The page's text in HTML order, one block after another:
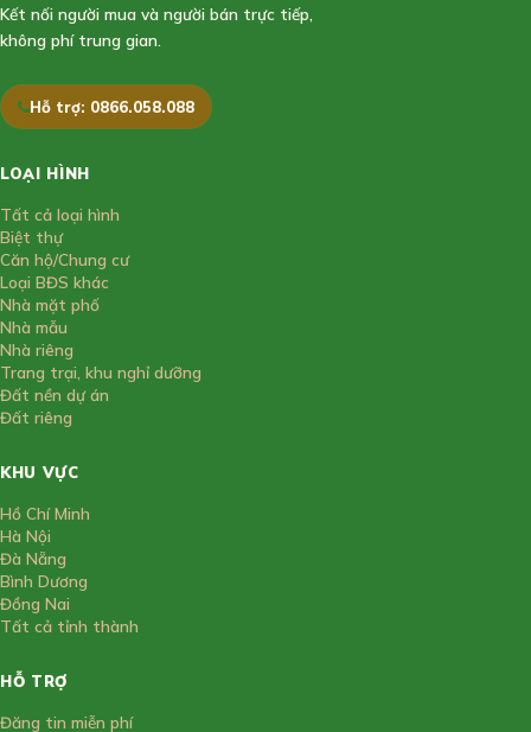
Kết nối người mua và người bán trực tiếp,
không phí trung gian.
Hỗ trợ: 0866.058.088
LOẠI HÌNH
Tất cả loại hình
Biệt thự
Căn hộ/Chung cư
Loại BĐS khác
Nhà mặt phố
Nhà mẫu
Nhà riêng
Trang trại, khu nghỉ dưỡng
Đất nền dự án
Đất riêng
KHU VỰC
Hồ Chí Minh
Hà Nội
Đà Nẵng
Bình Dương
Đồng Nai
Tất cả tỉnh thành
HỖ TRỢ
Đăng tin miễn phí